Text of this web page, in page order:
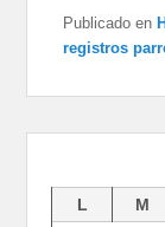
Publicado en
registros
L M